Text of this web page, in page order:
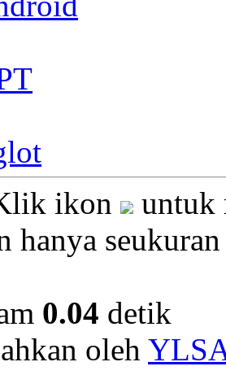
ikon
untuk
hanya
0.04 detik
oleh